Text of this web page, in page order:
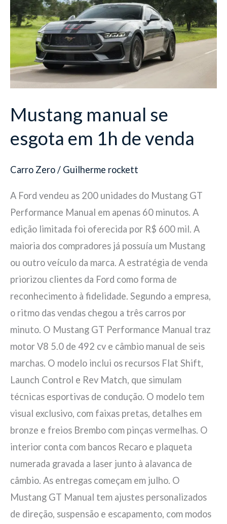
Mustang manual se
esgota em 1h de venda
Carro Zero/ Guilherme rockett
A Ford vendeu as 200 unidades do Mustang GT
Performance Manual em apenas 60 minutos. A
edição limitada foi oferecida por R$ 600 mil. A
maioria dos compradores já possuía um Mustang
ou outro veículo da marca. A estratégia de venda
priorizou clientes da Ford como forma de
reconhecimento à fidelidade. Segundo a empresa,
o ritmo das vendas chegou a três carros por
minuto. O Mustang GT Performance Manual traz
motor V8 5.0 de 492 cv e câmbio manual de seis
marchas. O modelo inclui os recursos Flat Shift,
Launch Control e Rev Match, que simulam
técnicas esportivas de condução. O modelo tem
visual exclusivo, com faixas pretas, detalhes em
bronze e freios Brembo com pinças vermelhas. O
interior conta com bancos Recaro e plaqueta
numerada gravada a laser junto à alavanca de
câmbio. As entregas começam em julho. O
Mustang GT Manual tem ajustes personalizados
de direção, suspensão e escapamento, com modos
se
esgota
em
1h
de
venda